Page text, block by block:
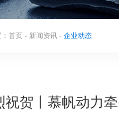
：首页 - 新闻资讯 -企业动态
祝贺丨慕帆动力